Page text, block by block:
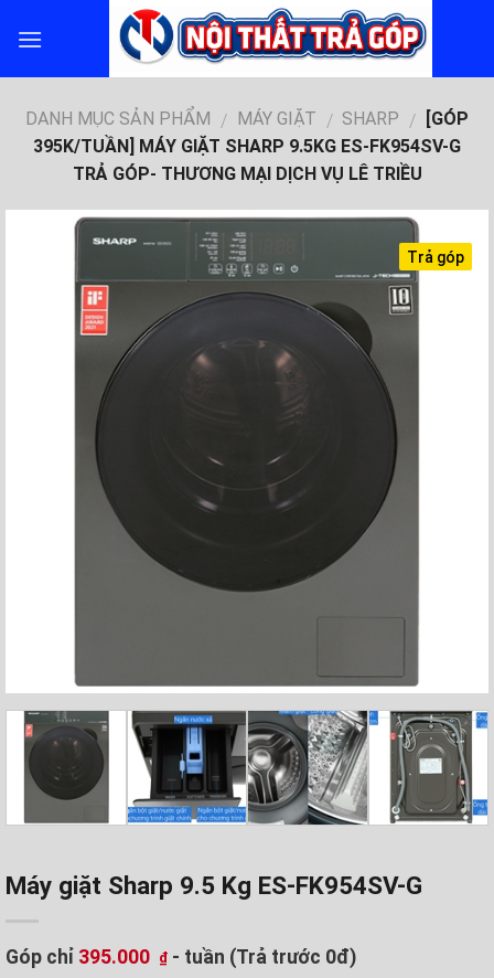
DANH MỤC SẢN PHẨM / MÁY GIẶT / SHARP /
[GÓP
395K/TUẦN] MÁY GIẶT SHARP 9.5KG ES-FK954SV-G
TRẢ GÓP- THƯƠNG MẠI DỊCH VỤ LÊ TRIỀU
Trả góp
Máy giặt Sharp 9.5 Kg ES-FK954SV-G
Góp chỉ 395.000 ₫ - tuần (Trả trước 0đ)